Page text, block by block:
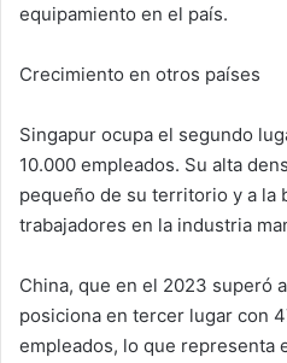
equipamiento en el país.
Crecimiento en otros países
Singapur ocupa el segundo
10.000 empleados. Su alta
pequeño de su territorio y a la
trabajadores en la industria
China, que en el 2023 superó
posiciona en tercer lugar con
empleados, lo que representa